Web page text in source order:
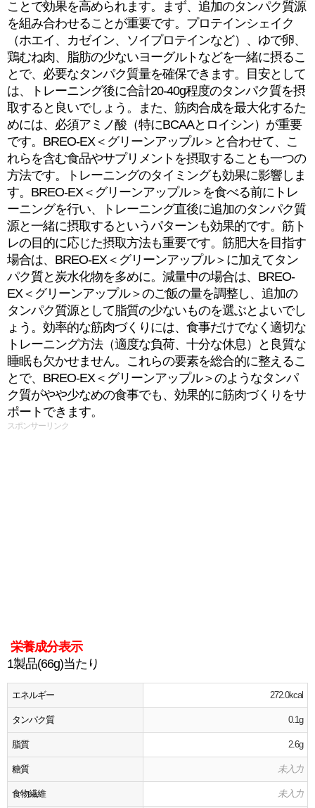
ことで効果を高められます。まず、追加のタンパク質源
を組み合わせることが重要です。プロテインシェイク
（ホエイ、カゼイン、ソイプロテインなど）、ゆで卵、
鶏むね肉、脂肪の少ないヨーグルトなどを一緒に摂るこ
とで、必要なタンパク質量を確保できます。目安として
は、トレーニング後に合計20-40g程度のタンパク質を摂
取すると良いでしょう。また、筋肉合成を最大化するた
めには、必須アミノ酸（特にBCAAとロイシン）が重要
です。BREO-EX＜グリーンアップル＞と合わせて、こ
れらを含む食品やサプリメントを摂取することも一つの
方法です。トレーニングのタイミングも効果に影響しま
す。BREO-EX＜グリーンアップル＞を食べる前にトレ
ーニングを行い、トレーニング直後に追加のタンパク質
源と一緒に摂取するというパターンも効果的です。筋ト
レの目的に応じた摂取方法も重要です。筋肥大を目指す
場合は、BREO-EX＜グリーンアップル＞に加えてタン
パク質と炭水化物を多めに。減量中の場合は、BREO-
EX＜グリーンアップル＞のご飯の量を調整し、追加の
タンパク質源として脂質の少ないものを選ぶとよいでし
ょう。効率的な筋肉づくりには、食事だけでなく適切な
トレーニング方法（適度な負荷、十分な休息）と良質な
睡眠も欠かせません。これらの要素を総合的に整えるこ
とで、BREO-EX＜グリーンアップル＞のようなタンパ
ク質がやや少なめの食事でも、効果的に筋肉づくりをサ
ポートできます。
スポンサーリンク
栄養成分表示
1製品(66g)当たり
エネルギー 272.0kcal
タンパク質 0.1g
脂質 2.6g
糖質 未入力
食物繊維 未入力